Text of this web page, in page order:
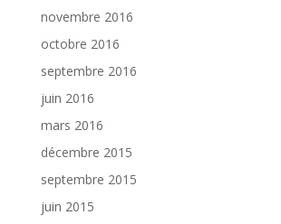
novembre 2016
octobre 2016
septembre 2016
juin 2016
mars 2016
décembre 2015
septembre 2015
juin 2015